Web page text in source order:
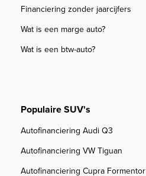
Financiering zonder jaarcijfers
Wat is een marge auto?
Wat is een btw-auto?
Populaire SUV's
Autofinanciering Audi Q3
Autofinanciering VW Tiguan
Autofinanciering Cupra Formentor